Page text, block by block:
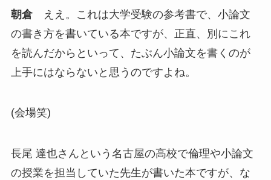
朝倉ええ。これは大学受験の参考書で、小論文
の書き方を書いている本ですが、正直、別にこれ
を読んだからといって、たぶん小論文を書くのが
上手にはならないと思うのですよね。
(会場笑)
長尾 達也さんという名古屋の高校で倫理や小論文
の授業を担当していた先生が書いた本ですが、な